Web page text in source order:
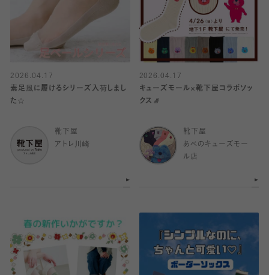
2026.04.17
素足風に履けるシリーズ入荷しまし
た☆
靴下屋
アトレ川崎
2026.04.17
キューズモール×靴下屋コラボソッ
クス🧦
靴下屋
あべのキューズモー
ル店